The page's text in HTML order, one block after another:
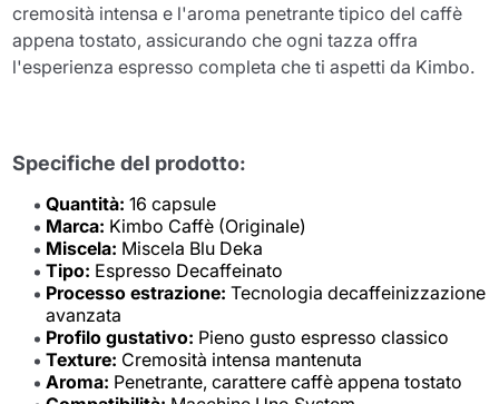
cremosità intensa e l'aroma penetrante tipico del caffè
appena tostato, assicurando che ogni tazza offra
l'esperienza espresso completa che ti aspetti da Kimbo.
Specifiche del prodotto:
Quantità: 16 capsule
Marca: Kimbo Caffè (Originale)
Miscela: Miscela Blu Deka
Tipo: Espresso Decaffeinato
Processo estrazione: Tecnologia decaffeinizzazione
avanzata
Profilo gustativo: Pieno gusto espresso classico
Texture: Cremosità intensa mantenuta
Aroma: Penetrante, carattere caffè appena tostato